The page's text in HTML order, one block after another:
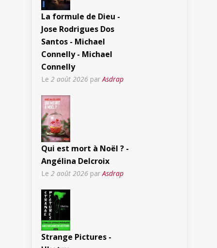
La formule de Dieu -
Jose Rodrigues Dos
Santos - Michael
Connelly - Michael
Connelly
Le 2 août 2026 parAsdrap
Qui est mort à Noël ? -
Angélina Delcroix
Le 2 août 2026 par Asdrap
Strange Pictures -